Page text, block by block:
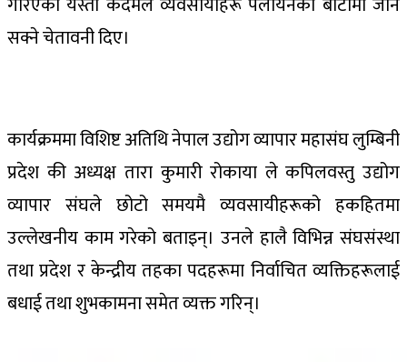
सक्ने चेतावनी दिए।
कार्यक्रममा विशिष्ट अतिथि नेपाल उद्योग व्यापार महासंघ लुम्बिनी
प्रदेश की अध्यक्ष तारा कुमारी रोकाया ले कपिलवस्तु उद्योग
व्यापार संघले छोटो समयमै व्यवसायीहरूको हकहितमा
उल्लेखनीय काम गरेको बताइन्। उनले हालै विभिन्न संघसंस्था
तथा प्रदेश र केन्द्रीय तहका पदहरूमा निर्वाचित व्यक्तिहरूलाई
बधाई तथा शुभकामना समेत व्यक्त गरिन्।